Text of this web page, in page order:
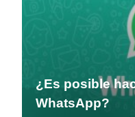
¿Es posible
WhatsApp?